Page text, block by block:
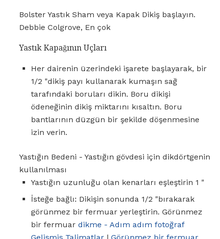
Bolster Yastık Sham veya Kapak Dikiş başlayın.
Debbie Colgrove, En çok
Yastık Kapağının Uçları
Her dairenin üzerindeki işarete başlayarak, bir
1/2 "dikiş payı kullanarak kumaşın sağ
tarafındaki boruları dikin. Boru dikişi
ödeneğinin dikiş miktarını kısaltın. Boru
bantlarının düzgün bir şekilde döşenmesine
izin verin.
Yastığın Bedeni - Yastığın gövdesi için dikdörtgenin
kullanılması
Yastığın uzunluğu olan kenarları eşleştirin 1 "
İsteğe bağlı: Dikişin sonunda 1/2 "bırakarak
görünmez bir fermuar yerleştirin. Görünmez
bir fermuar dikme - Adım adım fotoğraf